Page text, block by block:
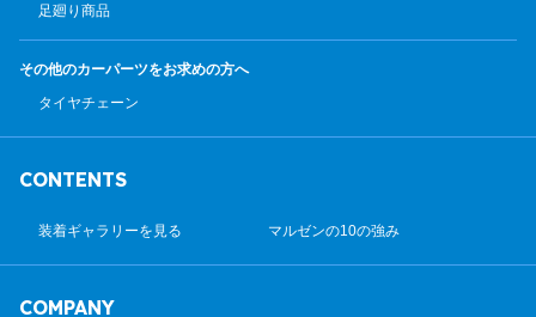
足廻り商品
その他のカーパーツをお求めの方へ
タイヤチェーン
CONTENTS
装着ギャラリーを見る マルゼンの10の強み
COMPANY